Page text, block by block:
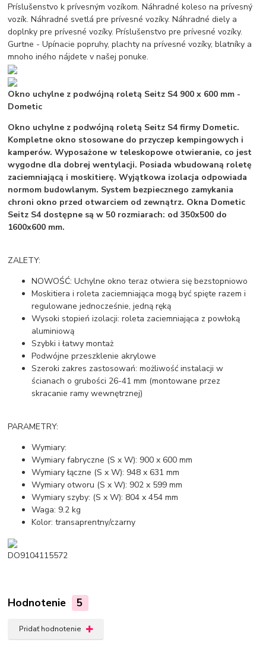
Príslušenstvo k prívesným vozíkom. Náhradné koleso na prívesný
vozík. Náhradné svetlá pre prívesné vozíky. Náhradné diely a
doplnky pre prívesné vozíky. Príslušenstvo pre prívesné vozíky.
Gurtne - Upínacie popruhy, plachty na prívesné vozíky, blatníky a
mnoho iného nájdete v našej ponuke.
Okno uchylne z podwójną roletą Seitz S4 900 x 600 mm -
Dometic
Okno uchylne z podwójną roletą Seitz S4 firmy Dometic.
Kompletne okno stosowane do przyczep kempingowych i
kamperów. Wyposażone w teleskopowe otwieranie, co jest
wygodne dla dobrej wentylacji. Posiada wbudowaną roletę
zaciemniającą i moskitierę. Wyjątkowa izolacja odpowiada
normom budowlanym. System bezpiecznego zamykania
chroni okno przed otwarciem od zewnątrz. Okna Dometic
Seitz S4 dostępne są w 50 rozmiarach: od 350x500 do
1600x600 mm.
ZALETY:
NOWOŚĆ: Uchylne okno teraz otwiera się bezstopniowo
Moskitiera i roleta zaciemniająca mogą być spięte razem i
regulowane jednocześnie, jedną ręką
Wysoki stopień izolacji: roleta zaciemniająca z powłoką
aluminiową
Szybki i łatwy montaż
Podwójne przeszklenie akrylowe
Szeroki zakres zastosowań: możliwość instalacji w
ścianach o grubości 26-41 mm (montowane przez
skracanie ramy wewnętrznej)
PARAMETRY:
Wymiary:
Wymiary fabryczne (S x W): 900 x 600 mm
Wymiary łączne (S x W): 948 x 631 mm
Wymiary otworu (S x W): 902 x 599 mm
Wymiary szyby: (S x W): 804 x 454 mm
Waga: 9.2 kg
Kolor: transaprentny/czarny
DO9104115572
Hodnotenie 5
Pridať hodnotenie